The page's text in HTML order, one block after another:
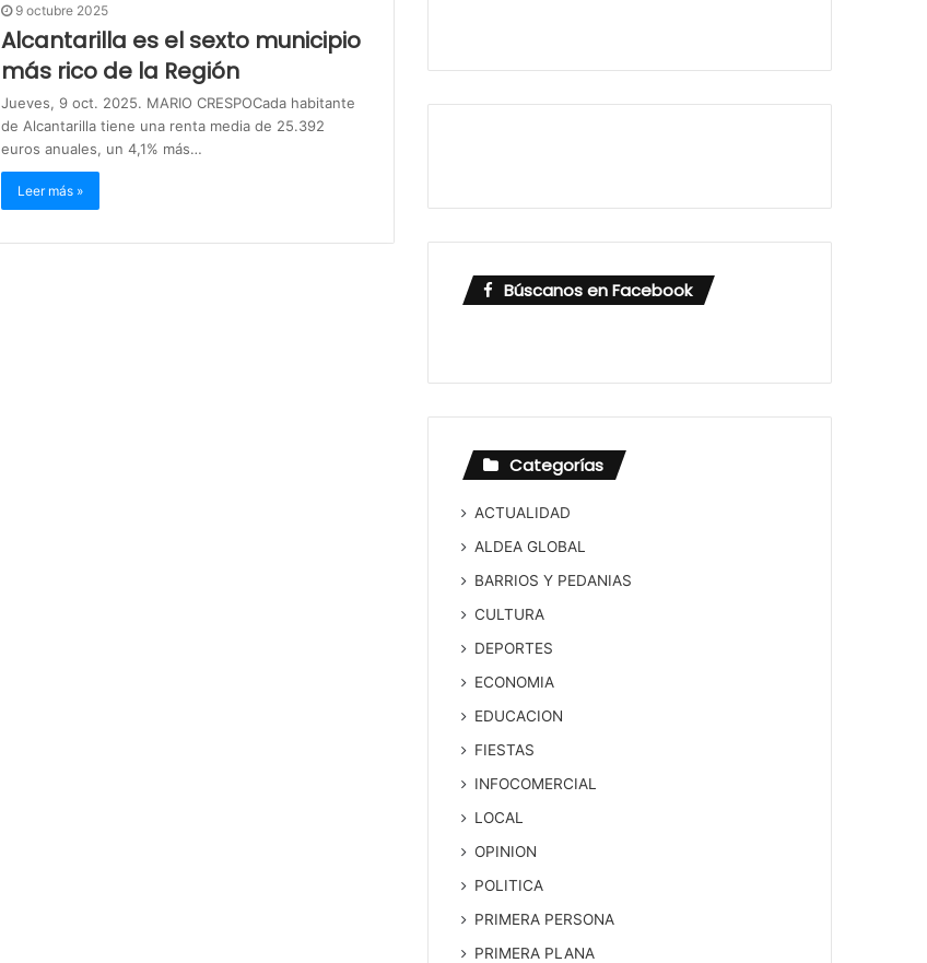
9 octubre 2025
Alcantarilla es el sexto municipio
más rico de la Región
Jueves, 9 oct. 2025. MARIO CRESPOCada habitante
de Alcantarilla tiene una renta media de 25.392
euros anuales, un 4,1% más…
Leer más »
Búscanos en Facebook
Categorías
ACTUALIDAD
ALDEA GLOBAL
BARRIOS Y PEDANIAS
CULTURA
DEPORTES
ECONOMIA
EDUCACION
FIESTAS
INFOCOMERCIAL
LOCAL
OPINION
POLITICA
PRIMERA PERSONA
PRIMERA PLANA